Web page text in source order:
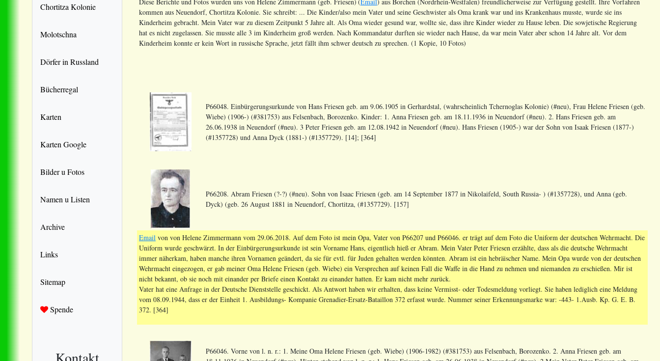
Chortitza Kolonie
Molotschna
Dörfer in Russland
Bücherregal
Karten
Karten Google
Bilder u Fotos
Namen u Listen
Archive
Links
Sitemap
Spende
kommen aus Neuendorf, Chortitza Kolonie. Sie schreibt: ... Die Kinder/also mein Vater und seine Geschwister als Oma krank war und ins Krankenhaus musste, wurde sie ins
Kinderheim gebracht. Mein Vater war zu diesem Zeitpunkt 5 Jahre alt. Als Oma wieder gesund war, wollte sie, dass ihre Kinder wieder zu Hause leben. Die sowjetische Regierung
hat es nicht zugelassen. Sie musste alle 3 im Kinderheim groß werden. Nach Kommandatur durften sie wieder nach Hause, da war mein Vater aber schon 14 Jahre alt. Vor dem
Kinderheim konnte er kein Wort in russische Sprache, jetzt fällt ihm schwer deutsch zu sprechen. (1 Kopie, 10 Fotos)
P66048. Einbürgerungsurkunde von Hans Friesen geb. am 9.06.1905 in Gerhardstal, (wahrscheinlich Tchernoglas Kolonie) (#neu), Frau Helene Friesen (geb.
Wiebe) (1906-) (#381753) aus Felsenbach, Borozenko. Kinder: 1. Anna Friesen geb. am 18.11.1936 in Neuendorf (#neu). 2. Hans Friesen geb. am
26.06.1938 in Neuendorf (#neu). 3 Peter Friesen geb. am 12.08.1942 in Neuendorf (#neu). Hans Friesen (1905-) war der Sohn von Isaak Friesen (1877-)
(#1357728) und Anna Dyck (1881-) (#1357729). [14]; [364]
P66208. Abram Friesen (?-?) (#neu). Sohn von Isaac Friesen (geb. am 14 September 1877 in Nikolaifeld, South Russia- ) (#1357728), und Anna (geb.
Dyck) (geb. 26 August 1881 in Neuendorf, Chortitza, (#1357729). [157]
Email von von Helene Zimmermann vom 29.06.2018. Auf dem Foto ist mein Opa, Vater von P66207 und P66046. er trägt auf dem Foto die Uniform der deutschen Wehrmacht. Die
Uniform wurde geschwärzt. In der Einbürgerungsurkunde ist sein Vorname Hans, eigentlich hieß er Abram. Mein Vater Peter Friesen erzählte, dass als die deutsche Wehrmacht
immer näherkam, haben manche ihren Vornamen geändert, da sie für evtl. für Juden gehalten werden könnten. Abram ist ein hebräischer Name. Mein Opa wurde von der deutschen
Wehrmacht eingezogen, er gab meiner Oma Helene Friesen (geb. Wiebe) ein Versprechen auf keinen Fall die Waffe in die Hand zu nehmen und niemanden zu erschießen. Mir ist
nicht bekannt, ob sie noch mit einander per Briefe einen Kontakt zu einander hatten. Er kam nicht mehr zurück.
Vater hat eine Anfrage in der Deutsche Dienststelle geschickt. Als Antwort haben wir erhalten, dass keine Vermisst- oder Todesmeldung vorliegt. Sie haben lediglich eine Meldung
vom 08.09.1944, dass er der Einheit 1. Ausbildungs- Kompanie Grenadier-Ersatz-Bataillon 372 erfasst wurde. Nummer seiner Erkennungsmarke war: -443- 1.Ausb. Kp. G. E. B.
372. [364]
P66046. Vorne von l. n. r.: 1. Meine Oma Helene Friesen (geb. Wiebe) (1906-1982) (#381753) aus Felsenbach, Borozenko. 2. Anna Friesen geb. am